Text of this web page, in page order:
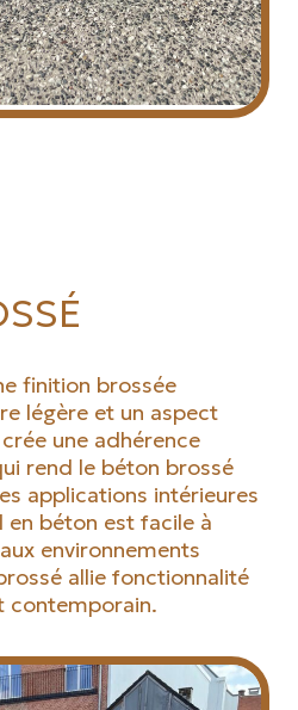
finition brossée
légère et un aspect
une adhérence
rend le béton brossé
applications intérieures
en béton est facile à
environnements
allie fonctionnalité
contemporain.